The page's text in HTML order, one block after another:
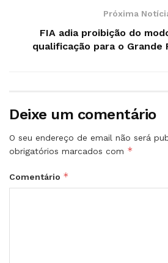
Próxima
FIA adia proibição do
qualificação para o Grande
Deixe um comentário
O seu endereço de email não será
obrigatórios marcados com *
Comentário *